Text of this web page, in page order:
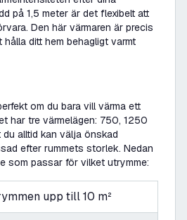
på 1,5 meter är det flexibelt att
Den här värmaren är precis
ditt hem behagligt varmt
om du bara vill värma ett
har tre värmelägen: 750, 1250
alltid kan välja önskad
efter rummets storlek. Nedan
som passar för vilket utrymme:
upp till 10 m²